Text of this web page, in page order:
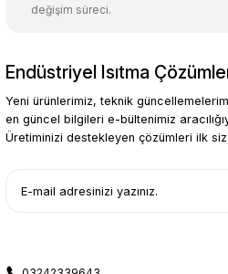
Gönder
değişim süreci.
Endüstriyel Isıtma
Yeni ürünlerimiz, teknik
en güncel bilgileri e-bültenimiz
Üretiminizi destekleyen çözümleri ilk